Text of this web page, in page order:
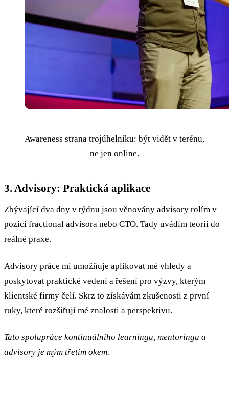
Awareness strana trojúhelníku: být vidět v terénu,
ne jen online.
3. Advisory: Praktická aplikace
Zbývající dva dny v týdnu jsou věnovány advisory rolím v
pozici fractional advisora nebo CTO. Tady uvádím teorii do
reálné praxe.
Advisory práce mi umožňuje aplikovat mé vhledy a
poskytovat praktické vedení a řešení pro výzvy, kterým
klientské firmy čelí. Skrz to získávám zkušenosti z první
ruky, které rozšiřují mé znalosti a perspektivu.
Tato spolupráce kontinuálního learningu, mentoringu a
advisory je mým třetím okem.